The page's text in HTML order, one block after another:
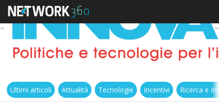
Ultimi articoli Attualità Tecnologie Incentivi Ricerca e